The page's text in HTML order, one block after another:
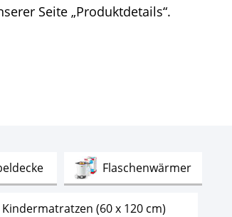
Seite „Produktdetails“.
Test FlaschenwärmerTest
Kindermatratzen (60 x 120 cm)